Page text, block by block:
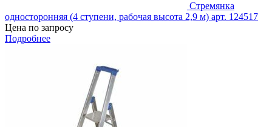
Стремянка
односторонняя (4 ступени, рабочая высота 2,9 м) арт. 124517
Цена по запросу
Подробнее